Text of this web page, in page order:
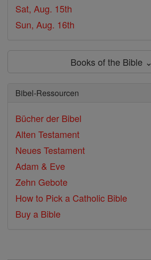
Sat, Aug. 15th
Sun, Aug. 16th
Books of the Bible ⌄
Bibel-Ressourcen
Bücher der Bibel
Alten Testament
Neues Testament
Adam & Eve
Zehn Gebote
How to Pick a Catholic Bible
Buy a Bible